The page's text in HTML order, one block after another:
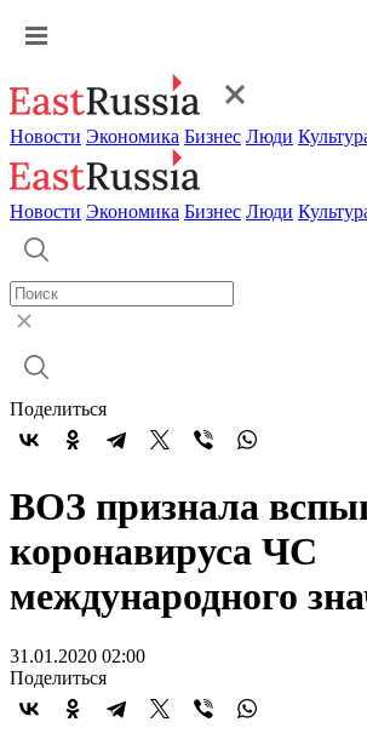
Новости Экономика Бизнес Люди
Новости Экономика Бизнес Люди
Поделиться
ВОЗ признала
коронавируса ЧС
международного
31.01.2020 02:00
Поделиться